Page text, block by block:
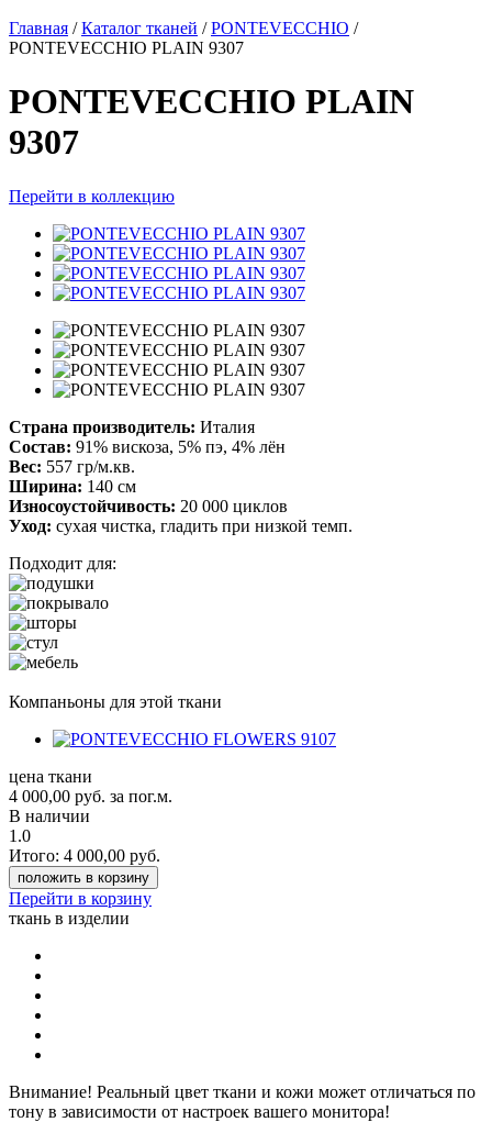
Главная / Каталог тканей / PONTEVECCHIO /
PONTEVECCHIO PLAIN 9307
PONTEVECCHIO PLAIN
9307
Перейти в коллекцию
Страна производитель: Италия
Состав: 91% вискоза, 5% пэ, 4% лён
Вес: 557 гр/м.кв.
Ширина: 140 см
Износоустойчивость: 20 000 циклов
Уход: сухая чистка, гладить при низкой темп.
Подходит для:
Компаньоны для этой ткани
цена ткани
4 000,00 руб. за пог.м.
В наличии
1.0
Итого: 4 000,00 руб.
положить в корзину
Перейти в корзину
ткань в изделии
Внимание! Реальный цвет ткани и кожи может отличаться по
тону в зависимости от настроек вашего монитора!